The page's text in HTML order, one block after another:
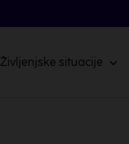
Življenjske situacije